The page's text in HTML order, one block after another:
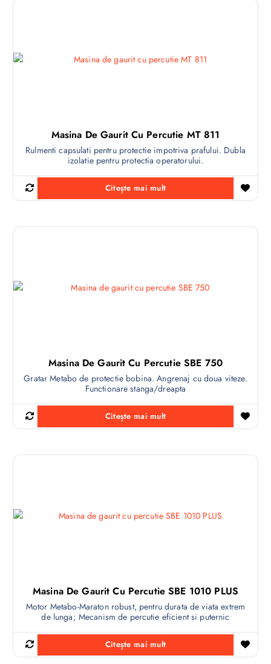
Masina De Gaurit Cu Percutie MT 811
Rulmenti capsulati pentru protectie impotriva prafului. Dubla
izolatie pentru protectia operatorului.
Citește mai mult
Masina De Gaurit Cu Percutie SBE 750
Gratar Metabo de protectie bobina. Angrenaj cu doua viteze.
Functionare stanga/dreapta
Citește mai mult
Masina De Gaurit Cu Percutie SBE 1010 PLUS
Motor Metabo-Maraton robust, pentru durata de viata extrem
de lunga; Mecanism de percutie eficient si puternic
Citește mai mult